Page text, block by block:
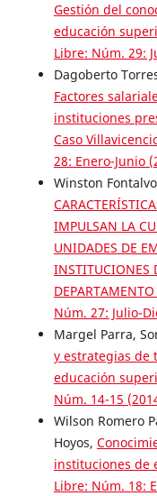
Gestión del
educación
Libre: Núm. 29:
Dagoberto
Factores
instituciones
Caso
28: Enero-Junio
Winston
IMPULSAN LA
UNIDADES DE
INSTITUCIONES
Núm. 27: Julio-
Margel Parra,
y estrategias de
educación
Núm. 14-15
Wilson Romero
Hoyos,
instituciones de
Libre: Núm. 18: